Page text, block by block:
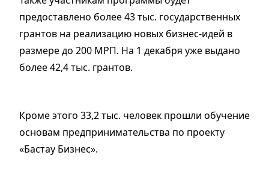
предоставлено более 43 тыс. государственных
грантов на реализацию новых бизнес-идей в
размере до 200 МРП. На 1 декабря уже выдано
более 42,4 тыс. грантов.
Кроме этого 33,2 тыс. человек прошли обучение
основам предпринимательства по проекту
«Бастау Бизнес».